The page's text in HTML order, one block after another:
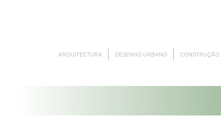
ARQUITECTURA DESENHO URBANO CONSTRUÇÃO